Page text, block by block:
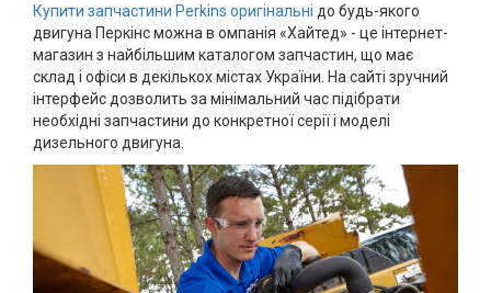
Купити запчастини Perkins оригінальні до будь-якого
двигуна Перкінс можна в омпанія «Хайтед» - це інтернет-
магазин з найбільшим каталогом запчастин, що має
склад і офіси в декількох містах України. На сайті зручний
інтерфейс дозволить за мінімальний час підібрати
необхідні запчастини до конкретної серії і моделі
дизельного двигуна.